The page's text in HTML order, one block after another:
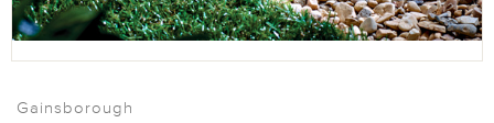
Gainsborough